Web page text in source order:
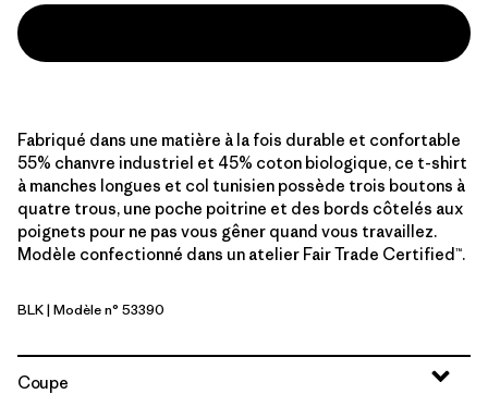
Fabriqué dans une matière à la fois durable et confortable
55% chanvre industriel et 45% coton biologique, ce t-shirt
à manches longues et col tunisien possède trois boutons à
quatre trous, une poche poitrine et des bords côtelés aux
poignets pour ne pas vous gêner quand vous travaillez.
Modèle confectionné dans un atelier Fair Trade Certified™.
Black
BLK| Modèle n° 53390
Coupe